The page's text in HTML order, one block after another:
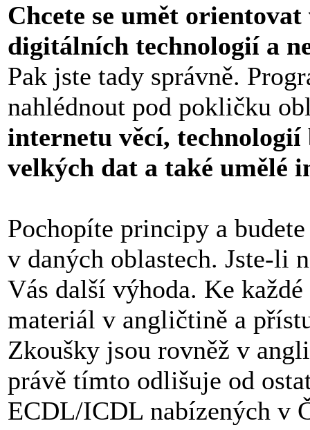
Chcete se umět
digitálních technologií a
Pak jste tady správně.
nahlédnout pod pokličku
internetu věcí,
velkých dat a také umělé
Pochopíte principy a
v daných oblastech. Jste-li
Vás další výhoda. Ke
materiál v angličtině a
Zkoušky jsou rovněž v
právě tímto odlišuje od
ECDL/ICDL nabízených v